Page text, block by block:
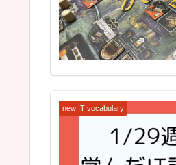
new IT vocabulary